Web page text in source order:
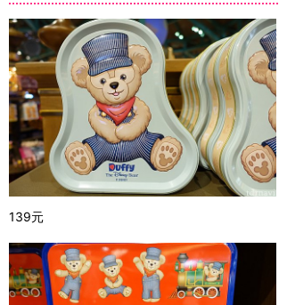
139元